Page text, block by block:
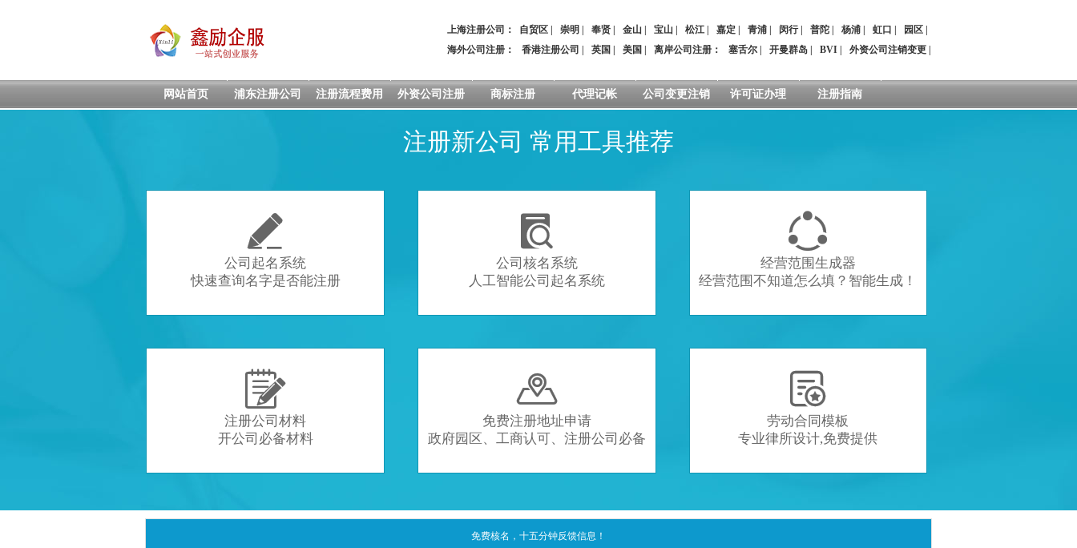
上海注册公司： 自贸区 崇明 奉贤 金山 宝山 松江 嘉定 青浦 闵行| 普陀 杨浦 虹口 园区
海外公司注册：
香港注册公司 英国 美国 离岸公司注册 ： 塞舌尔 开曼群岛 BVI 外资公司注销变更
网站首页 浦东注册公司 注册流程费用 外资公司注册 商标注册 代理记帐 公司变更注销 许可证办理 注册指南
注册新公司 常用工具推荐

公司起名系统
快速查询名字是否能注册

公司核名系统
人工智能公司起名系统

经营范围生成器
经营范围不知道怎么填？智能生成！

注册公司材料
开公司必备材料

免费注册地址申请
政府园区、工商认可、注册公司必备

劳动合同模板
专业律所设计,免费提供
免费核名，十五分钟反馈信息！